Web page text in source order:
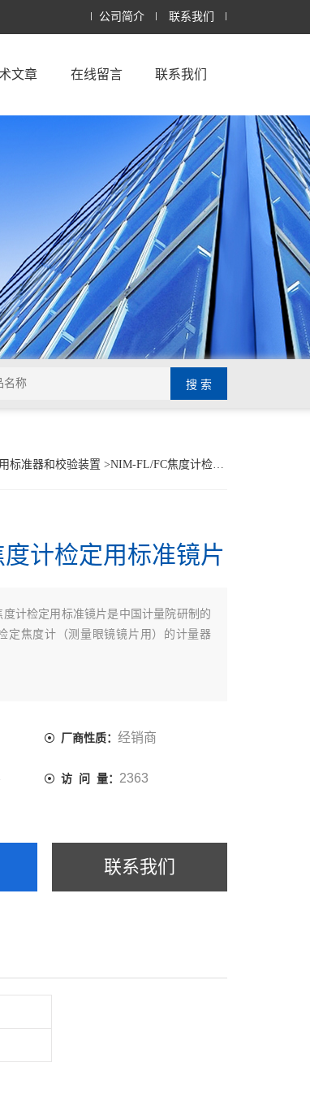
公司简介 联系我们
文章 在线留言 联系我们
标准器和校验装置 >NIM-FL/FC焦度计检定用标准镜片
计检定用标准镜片
度计检定用标准镜片是中国计量院研制的
定焦度计（测量眼镜镜片用）的计量器
厂商性质： 经销商
访 问 量： 2363
联系我们